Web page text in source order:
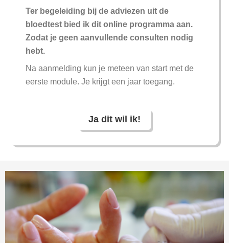
Ter begeleiding bij de adviezen uit de
bloedtest bied ik dit online programma aan.
Zodat je geen aanvullende consulten nodig
hebt.
Na aanmelding kun je meteen van start met de
eerste module. Je krijgt een jaar toegang.
Ja dit wil ik!